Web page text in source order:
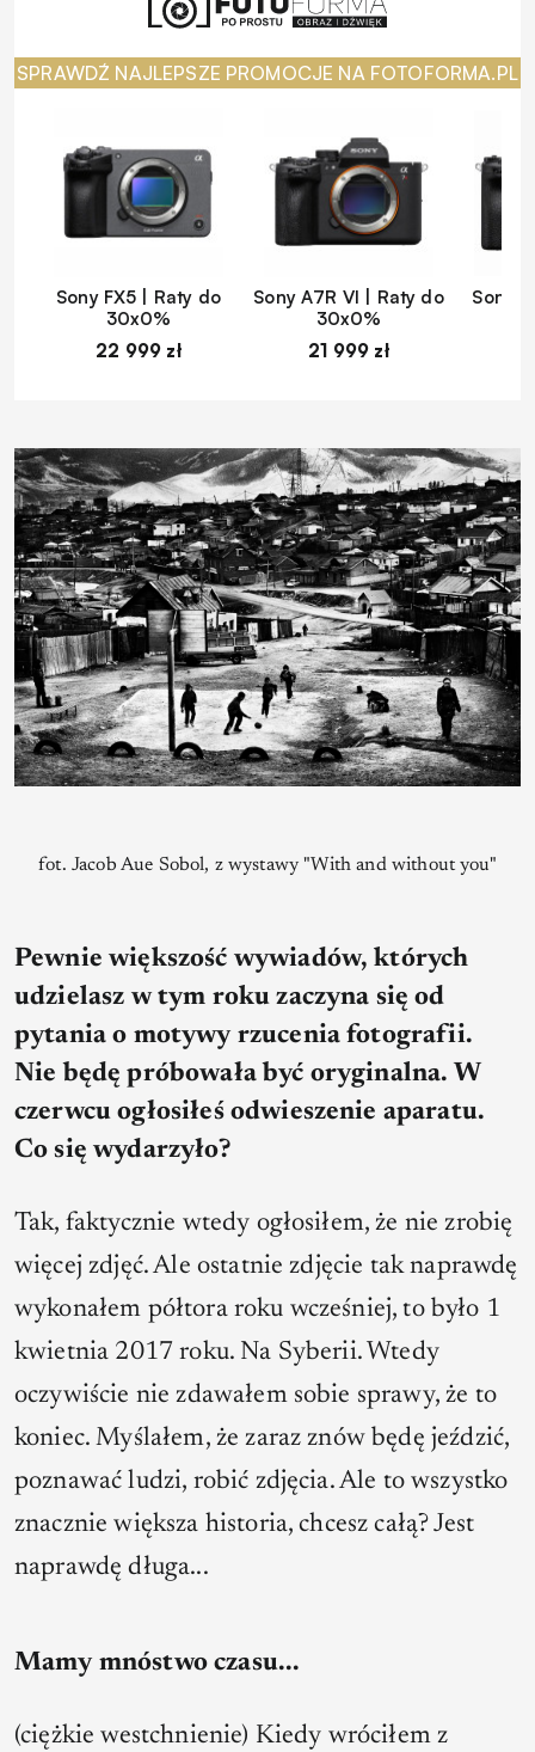
SPRAWDŹ NAJLEPSZE PROMOCJE NA FOTOFORMA.PL
Sony FX5 | Raty do
30x0%
22 999 zł
Sony A7R VI | Raty do
30x0%
21 999 zł
Sony
fot. Jacob Aue Sobol, z wystawy "With and without you"
Pewnie większość wywiadów, których
udzielasz w tym roku zaczyna się od
pytania o motywy rzucenia fotografii.
Nie będę próbowała być oryginalna. W
czerwcu ogłosiłeś odwieszenie aparatu.
Co się wydarzyło?
Tak, faktycznie wtedy ogłosiłem, że nie zrobię
więcej zdjęć. Ale ostatnie zdjęcie tak naprawdę
wykonałem półtora roku wcześniej, to było 1
kwietnia 2017 roku. Na Syberii. Wtedy
oczywiście nie zdawałem sobie sprawy, że to
koniec. Myślałem, że zaraz znów będę jeździć,
poznawać ludzi, robić zdjęcia. Ale to wszystko
znacznie większa historia, chcesz całą? Jest
naprawdę długa...
Mamy mnóstwo czasu...
(ciężkie westchnienie) Kiedy wróciłem z